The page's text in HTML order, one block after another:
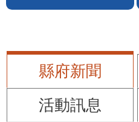
縣府新聞
活動訊息